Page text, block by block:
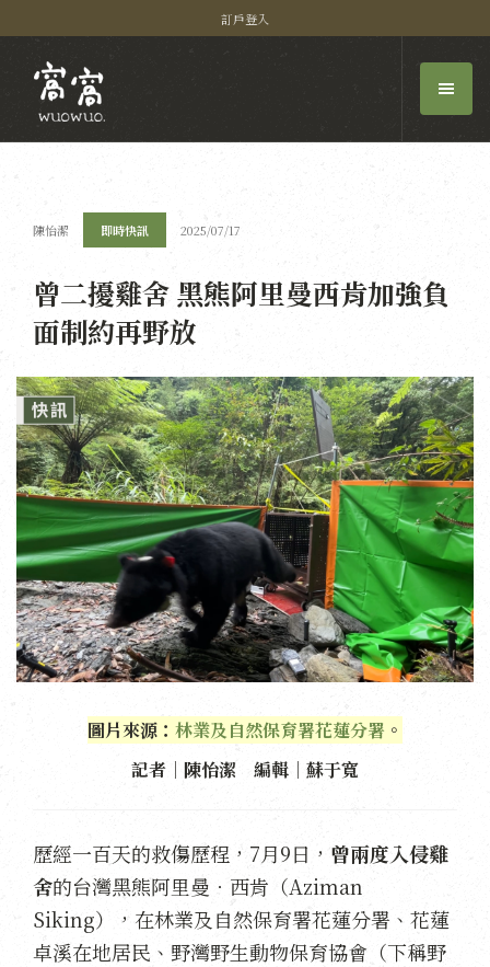
訂戶登入
陳怡潔 即時快訊 2025/07/17
曾二擾雞舍 黑熊阿里曼西肯加強負
面制約再野放
圖片來源： 林業及自然保育署花蓮分署 。
記者｜陳怡潔 編輯｜蘇于寬
歷經一百天的救傷歷程，7月9日， 曾兩度入侵雞
舍的台灣黑熊阿里曼．西肯（Aziman
Siking），在林業及自然保育署花蓮分署、花蓮
卓溪在地居民、野灣野生動物保育協會（下稱野